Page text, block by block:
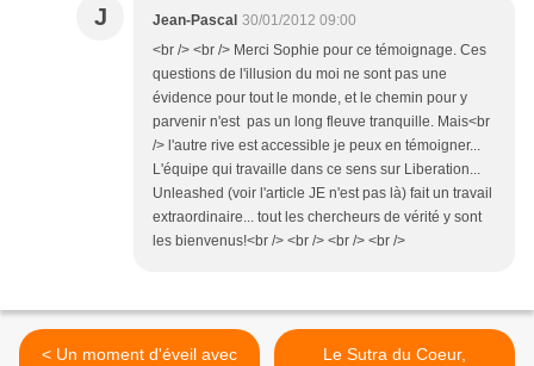
J Jean-Pascal 30/01/2012 09:00
<br /> <br /> Merci Sophie pour ce témoignage. Ces
questions de l'illusion du moi ne sont pas une
évidence pour tout le monde, et le chemin pour y
parvenir n'est pas un long fleuve tranquille. Mais<br
/> l'autre rive est accessible je peux en témoigner...
L'équipe qui travaille dans ce sens sur Liberation...
Unleashed (voir l'article JE n'est pas là) fait un travail
extraordinaire... tout les chercheurs de vérité y sont
les bienvenus!<br /> <br /> <br /> <br />
< Un moment d'éveil avec
Le Sutra du Coeur,